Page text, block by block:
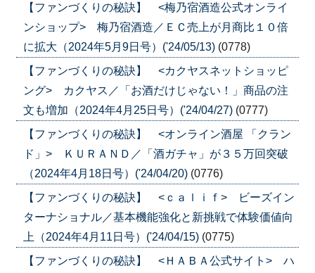
【ファンづくりの秘訣】 <梅乃宿酒造公式オンライ
ンショップ> 梅乃宿酒造／ＥＣ売上が月商比１０倍
に拡大（2024年5月9日号）('24/05/13) (0778)
【ファンづくりの秘訣】 <カクヤスネットショッピ
ング> カクヤス／「お酒だけじゃない！」商品の注
文も増加（2024年4月25日号）('24/04/27) (0777)
【ファンづくりの秘訣】 <オンライン酒屋 「クラン
ド」> ＫＵＲＡＮＤ／「酒ガチャ」が３５万回突破
（2024年4月18日号）('24/04/20) (0776)
【ファンづくりの秘訣】 <ｃａｌｉｆ> ビーズイン
ターナショナル／基本機能強化と新挑戦で体験価値向
上（2024年4月11日号）('24/04/15) (0775)
【ファンづくりの秘訣】 <ＨＡＢＡ公式サイト> ハ